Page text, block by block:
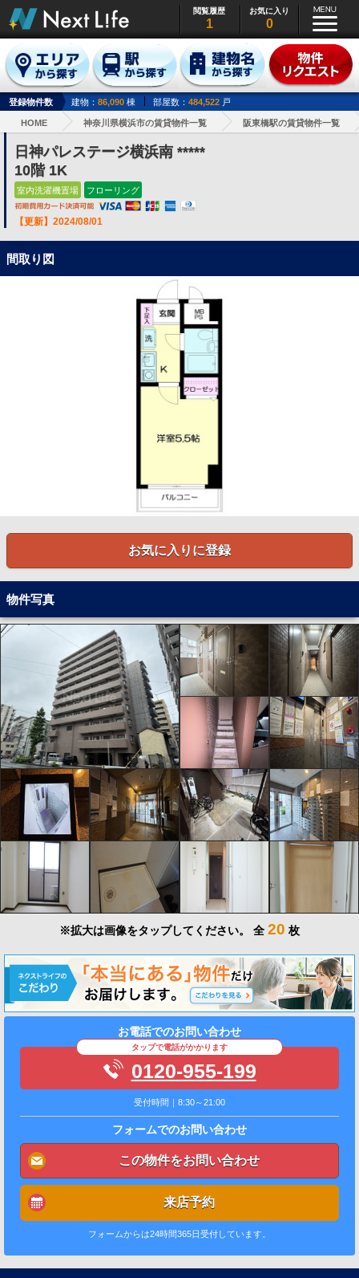
閲覧履歴
1
お気に入り
0
登録物件数 建物： 86,090 棟 部屋数： 484,522 戸
HOME 神奈川県横浜市の賃貸物件一覧 阪東橋駅の賃貸物件一覧
日神パレステージ横浜南 *****
10階 1K
室内洗濯機置場 フローリング
【更新】2024/08/01
間取り図
お気に入りに登録
物件写真
※拡大は画像をタップしてください。 全 20 枚
お電話でのお問い合わせ
タップで電話がかかります
0120-955-199
受付時間｜8:30～21:00
フォームでのお問い合わせ
この物件をお問い合わせ
来店予約
フォームからは24時間365日受付しています。